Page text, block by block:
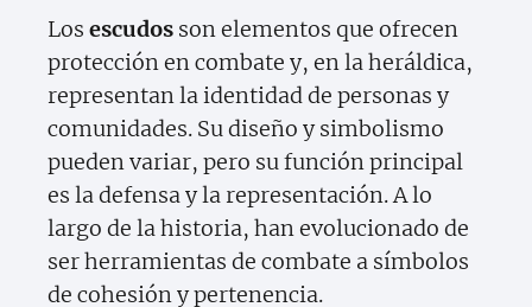
Los escudos son elementos que ofrecen
protección en combate y, en la heráldica,
representan la identidad de personas y
comunidades. Su diseño y simbolismo
pueden variar, pero su función principal
es la defensa y la representación. A lo
largo de la historia, han evolucionado de
ser herramientas de combate a símbolos
de cohesión y pertenencia.